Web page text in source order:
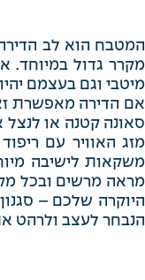
המטבח הוא לב
מקרר גדול במיוחד.
מיטבי וגם בעצמם
אם הדירה מאפשרת
סאונה קטנה או לנצל
מזג האוויר עם
משקאות לישיבה
מראה מרשים ובכל
היוקרה שלכם –
הנבחר לעצב ולרהט